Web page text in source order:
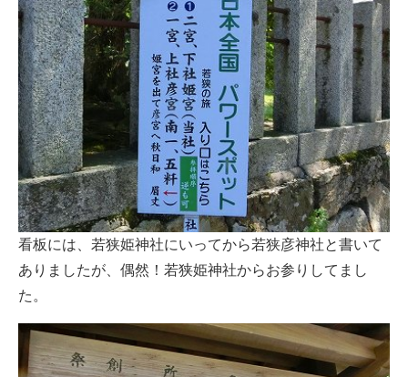
看板には、若狭姫神社にいってから若狭彦神社と書いて
ありましたが、偶然！若狭姫神社からお参りしてまし
た。